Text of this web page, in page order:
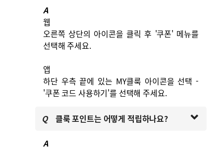
A
웹
오른쪽 상단의 아이콘을 클릭 후 '쿠폰' 메뉴를
선택해 주세요.
앱
하단 우측 끝에 있는 MY클룩 아이콘을 선택 -
'쿠폰 코드 사용하기'를 선택해 주세요.
Q 클룩 포인트는 어떻게 적립하나요?
A